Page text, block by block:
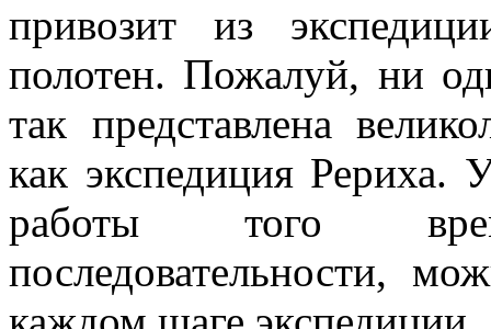
привозит из
полотен. Пожалуй, ни
так представлена
как экспедиция Рериха.
работы того
последовательности,